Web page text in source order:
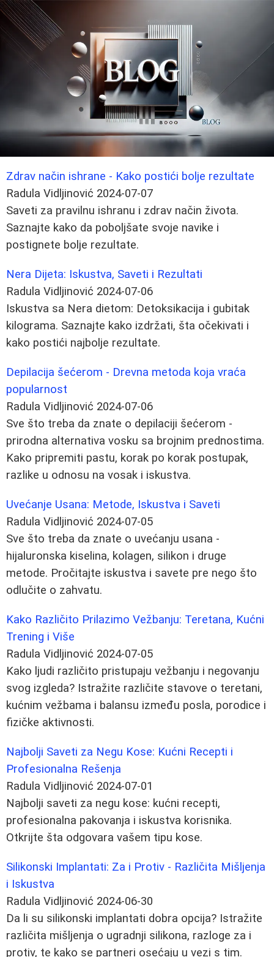
Zdrav način ishrane - Kako postići bolje rezultate
Radula Vidljinović 2024-07-07
Saveti za pravilnu ishranu i zdrav način života.
Saznajte kako da poboljšate svoje navike i
postignete bolje rezultate.
Nera Dijeta: Iskustva, Saveti i Rezultati
Radula Vidljinović 2024-07-06
Iskustva sa Nera dietom: Detoksikacija i gubitak
kilograma. Saznajte kako izdržati, šta očekivati i
kako postići najbolje rezultate.
Depilacija šećerom - Drevna metoda koja vraća
popularnost
Radula Vidljinović 2024-07-06
Sve što treba da znate o depilaciji šećerom -
prirodna alternativa vosku sa brojnim prednostima.
Kako pripremiti pastu, korak po korak postupak,
razlike u odnosu na vosak i iskustva.
Uvećanje Usana: Metode, Iskustva i Saveti
Radula Vidljinović 2024-07-05
Sve što treba da znate o uvećanju usana -
hijaluronska kiselina, kolagen, silikon i druge
metode. Pročitajte iskustva i savete pre nego što
odlučite o zahvatu.
Kako Različito Prilazimo Vežbanju: Teretana, Kućni
Trening i Više
Radula Vidljinović 2024-07-05
Kako ljudi različito pristupaju vežbanju i negovanju
svog izgleda? Istražite različite stavove o teretani,
kućnim vežbama i balansu između posla, porodice i
fizičke aktivnosti.
Najbolji Saveti za Negu Kose: Kućni Recepti i
Profesionalna Rešenja
Radula Vidljinović 2024-07-01
Najbolji saveti za negu kose: kućni recepti,
profesionalna pakovanja i iskustva korisnika.
Otkrijte šta odgovara vašem tipu kose.
Silikonski Implantati: Za i Protiv - Različita Mišljenja
i Iskustva
Radula Vidljinović 2024-06-30
Da li su silikonski implantati dobra opcija? Istražite
različita mišljenja o ugradnji silikona, razloge za i
protiv, te kako se partneri osećaju u vezi s tim.